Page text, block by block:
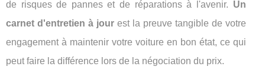
de risques de pannes et de réparations à l'avenir. Un
carnet d'entretien à jourest la preuve tangible de votre
engagement à maintenir votre voiture en bon état, ce qui
peut faire la différence lors de la négociation du prix.